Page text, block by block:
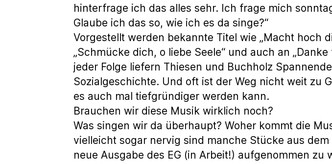
hinterfrage ich das alles sehr. Ich frage mich
Glaube ich das so, wie ich es da singe?“
Vorgestellt werden bekannte Titel wie „Macht hoch
„Schmücke dich, o liebe Seele“ und auch an
jeder Folge liefern Thiesen und Buchholz
Sozialgeschichte. Und oft ist der Weg nicht weit zu
es auch mal tiefgründiger werden kann.
Brauchen wir diese Musik wirklich noch?
Was singen wir da überhaupt? Woher kommt die
vielleicht sogar nervig sind manche Stücke aus
neue Ausgabe des EG (in Arbeit!) aufgenommen